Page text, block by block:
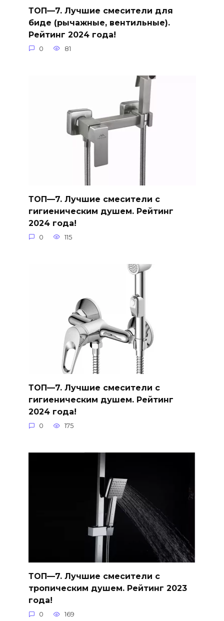
ТОП—7. Лучшие смесители для
биде (рычажные, вентильные).
Рейтинг 2024 года!
0 81
ТОП—7. Лучшие смесители с
гигиеническим душем. Рейтинг
2024 года!
0 115
ТОП—7. Лучшие смесители с
гигиеническим душем. Рейтинг
2024 года!
0 175
ТОП—7. Лучшие смесители с
тропическим душем. Рейтинг 2023
года!
0 169